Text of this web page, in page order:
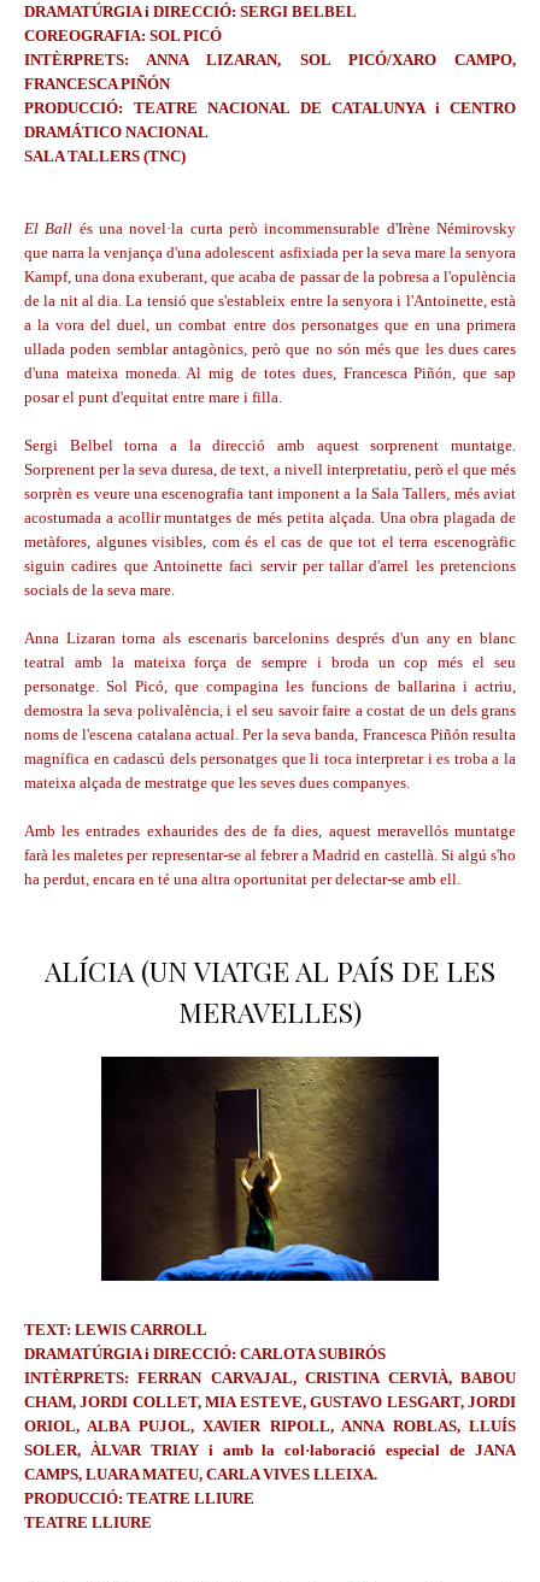
DRAMATÚRGIA i DIRECCIÓ: SERGI BELBEL
COREOGRAFIA: SOL PICÓ
INTÈRPRETS: ANNA LIZARAN, SOL PICÓ/XARO CAMPO,
FRANCESCA PIÑÓN
PRODUCCIÓ: TEATRE NACIONAL DE CATALUNYA i CENTRO
DRAMÁTICO NACIONAL
SALA TALLERS (TNC)
El Ball és una novel·la curta però incommensurable d'Irène Némirovsky
que narra la venjança d'una adolescent asfixiada per la seva mare la senyora
Kampf, una dona exuberant, que acaba de passar de la pobresa a l'opulència
de la nit al dia. La tensió que s'estableix entre la senyora i l'Antoinette, està
a la vora del duel, un combat entre dos personatges que en una primera
ullada poden semblar antagònics, però que no són més que les dues cares
d'una mateixa moneda. Al mig de totes dues, Francesca Piñón, que sap
posar el punt d'equitat entre mare i filla.
Sergi Belbel torna a la direcció amb aquest sorprenent muntatge.
Sorprenent per la seva duresa, de text, a nivell interpretatiu, però el que més
sorprèn es veure una escenografia tant imponent a la Sala Tallers, més aviat
acostumada a acollir muntatges de més petita alçada. Una obra plagada de
metàfores, algunes visibles, com és el cas de que tot el terra escenogràfic
siguin cadires que Antoinette faci servir per tallar d'arrel les pretencions
socials de la seva mare.
Anna Lizaran torna als escenaris barcelonins després d'un any en blanc
teatral amb la mateixa força de sempre i broda un cop més el seu
personatge. Sol Picó, que compagina les funcions de ballarina i actriu,
demostra la seva polivalència, i el seu savoir faire a costat de un dels grans
noms de l'escena catalana actual. Per la seva banda, Francesca Piñón resulta
magnífica en cadascú dels personatges que li toca interpretar i es troba a la
mateixa alçada de mestratge que les seves dues companyes.
Amb les entrades exhaurides des de fa dies, aquest meravellós muntatge
farà les maletes per representar-se al febrer a Madrid en castellà. Si algú s'ho
ha perdut, encara en té una altra oportunitat per delectar-se amb ell.
ALÍCIA (UN VIATGE AL PAÍS DE LES
MERAVELLES)
TEXT: LEWIS CARROLL
DRAMATÚRGIA i DIRECCIÓ: CARLOTA SUBIRÓS
INTÈRPRETS: FERRAN CARVAJAL, CRISTINA CERVIÀ, BABOU
CHAM, JORDI COLLET, MIA ESTEVE, GUSTAVO LESGART, JORDI
ORIOL, ALBA PUJOL, XAVIER RIPOLL, ANNA ROBLAS, LLUÍS
SOLER, ÀLVAR TRIAY i amb la col·laboració especial de JANA
CAMPS, LUARA MATEU, CARLA VIVES LLEIXA.
PRODUCCIÓ: TEATRE LLIURE
TEATRE LLIURE